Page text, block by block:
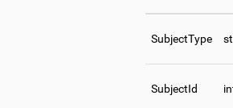
SubjectType
SubjectId